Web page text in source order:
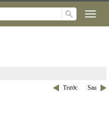
Trước Sau